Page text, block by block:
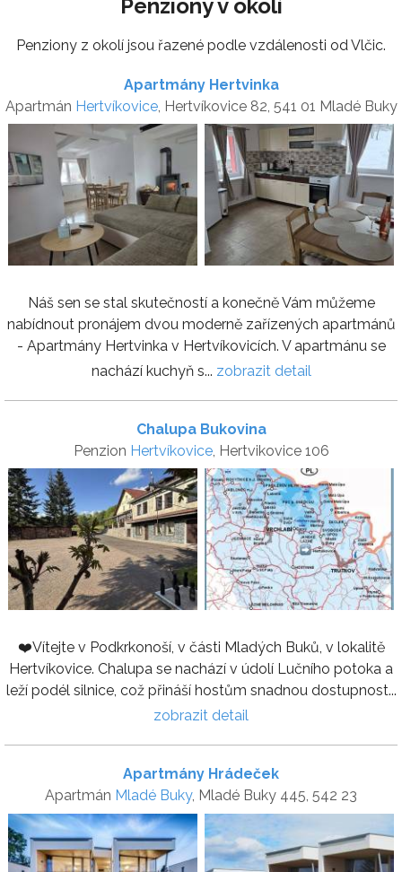
Penziony v okolí
Penziony z okolí jsou řazené podle vzdálenosti od Vlčic.
Apartmány Hertvinka
Apartmán Hertvíkovice, Hertvíkovice 82, 541 01 Mladé Buky
Náš sen se stal skutečností a konečně Vám můžeme
nabídnout pronájem dvou moderně zařízených apartmánů
- Apartmány Hertvinka v Hertvíkovicích. V apartmánu se
nachází kuchyň s... zobrazit detail
Chalupa Bukovina
Penzion Hertvíkovice, Hertvikovice 106
❤️Vítejte v Podkrkonoší, v části Mladých Buků, v lokalitě
Hertvíkovice. Chalupa se nachází v údolí Lučního potoka a
leží podél silnice, což přináší hostům snadnou dostupnost...
zobrazit detail
Apartmány Hrádeček
Apartmán Mladé Buky, Mladé Buky 445, 542 23